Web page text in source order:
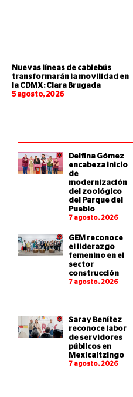
Nuevas líneas de cablebús
transformarán la movilidad en
la CDMX: Clara Brugada
5 agosto, 2026
Delfina Gómez
encabeza inicio
de
modernización
del zoológico
del Parque del
Pueblo
7 agosto, 2026
GEM reconoce
el liderazgo
femenino en el
sector
construcción
7 agosto, 2026
Saray Benítez
reconoce labor
de servidores
públicos en
Mexicaltzingo
7 agosto, 2026